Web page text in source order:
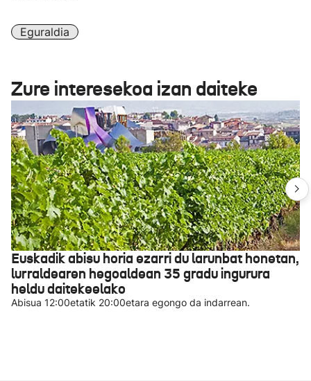
Eguraldia
Zure interesekoa izan daiteke
Euskadik abisu horia ezarri du larunbat honetan,
lurraldearen hegoaldean 35 gradu ingurura
heldu daitekeelako
Abisua 12:00etatik 20:00etara egongo da indarrean.